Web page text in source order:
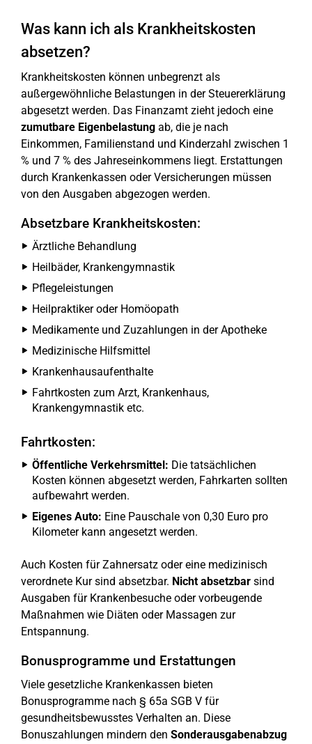
Was kann ich als Krankheitskosten
absetzen?
Krankheitskosten können unbegrenzt als
außergewöhnliche Belastungen in der Steuererklärung
abgesetzt werden. Das Finanzamt zieht jedoch eine
zumutbare Eigenbelastung ab, die je nach
Einkommen, Familienstand und Kinderzahl zwischen 1
% und 7 % des Jahreseinkommens liegt. Erstattungen
durch Krankenkassen oder Versicherungen müssen
von den Ausgaben abgezogen werden.
Absetzbare Krankheitskosten:
Ärztliche Behandlung
Heilbäder, Krankengymnastik
Pflegeleistungen
Heilpraktiker oder Homöopath
Medikamente und Zuzahlungen in der Apotheke
Medizinische Hilfsmittel
Krankenhausaufenthalte
Fahrtkosten zum Arzt, Krankenhaus,
Krankengymnastik etc.
Fahrtkosten:
Öffentliche Verkehrsmittel: Die tatsächlichen
Kosten können abgesetzt werden, Fahrkarten sollten
aufbewahrt werden.
Eigenes Auto: Eine Pauschale von 0,30 Euro pro
Kilometer kann angesetzt werden.
Auch Kosten für Zahnersatz oder eine medizinisch
verordnete Kur sind absetzbar. Nicht absetzbar sind
Ausgaben für Krankenbesuche oder vorbeugende
Maßnahmen wie Diäten oder Massagen zur
Entspannung.
Bonusprogramme und Erstattungen
Viele gesetzliche Krankenkassen bieten
Bonusprogramme nach § 65a SGB V für
gesundheitsbewusstes Verhalten an. Diese
Bonuszahlungen mindern den Sonderausgabenabzug